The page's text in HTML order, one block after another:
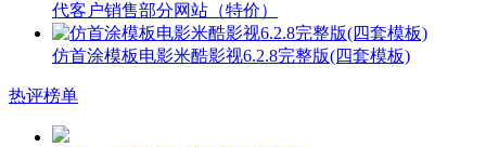
代客户销售部分网站（特价）
仿首涂模板电影米酷影视6.2.8完整版(四套模板)
热评榜单